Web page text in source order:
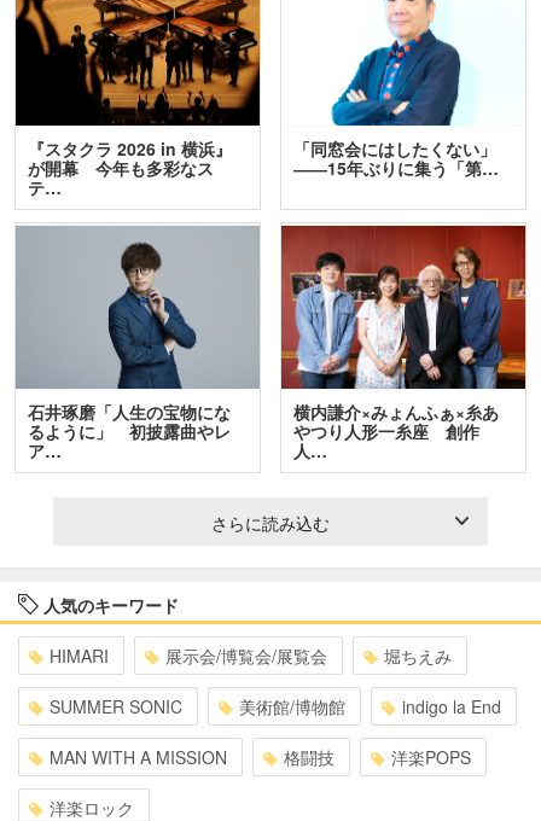
『スタクラ 2026 in 横浜』
が開幕 今年も多彩なス
テ…
「同窓会にはしたくない」
――15年ぶりに集う「第…
石井琢磨「人生の宝物にな
るように」 初披露曲やレ
ア…
横内謙介×みょんふぁ×糸あ
やつり人形一糸座 創作
人…
さらに読み込む
人気のキーワード
HIMARI 展示会/博覧会/展覧会 堀ちえみ
SUMMER SONIC 美術館/博物館 indigo la End
MAN WITH A MISSION 格闘技 洋楽POPS
洋楽ロック